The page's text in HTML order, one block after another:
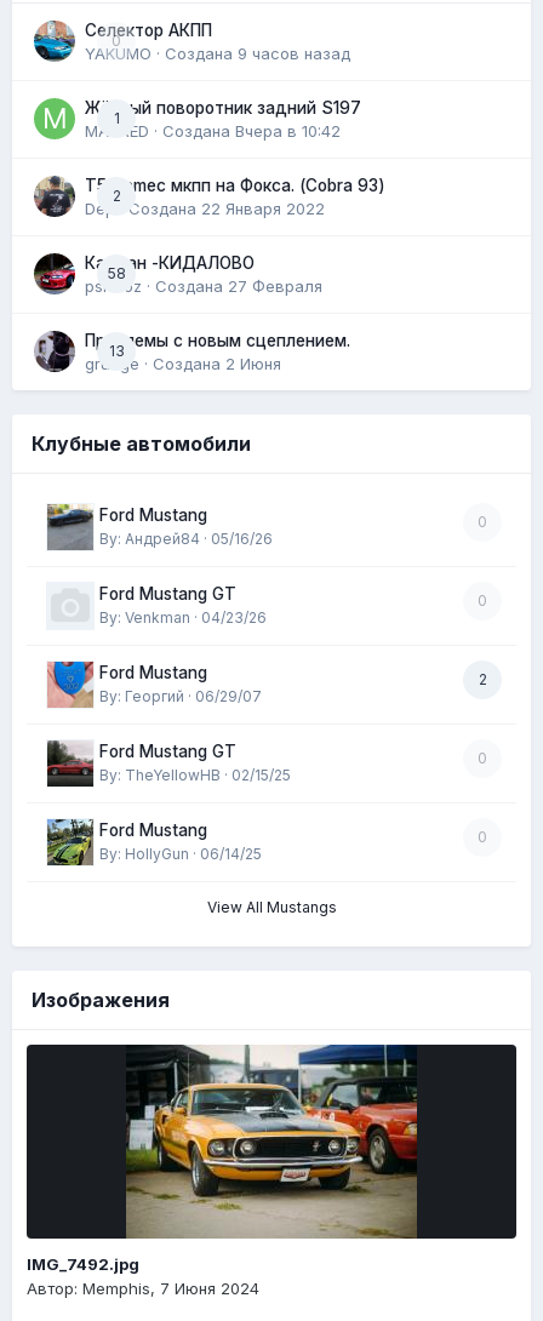
0
Селектор АКПП
YAKUMO · Создана 9 часов назад
1
Жёлтый поворотник задний S197
MAXRED · Создана Вчера в 10:42
2
T5 tremec мкпп на Фокса. (Cobra 93)
Dep · Создана 22 Января 2022
58
Кардан -КИДАЛОВО
psi-hoz · Создана 27 Февраля
13
Проблемы с новым сцеплением.
grunge · Создана 2 Июня
Клубные автомобили
0
Ford Mustang
By: Андрей84 · 05/16/26
0
Ford Mustang GT
By: Venkman · 04/23/26
2
Ford Mustang
By: Георгий · 06/29/07
0
Ford Mustang GT
By: TheYellowHB · 02/15/25
0
Ford Mustang
By: HollyGun · 06/14/25
View All Mustangs
Изображения
IMG_7492.jpg
Автор: Memphis, 7 Июня 2024